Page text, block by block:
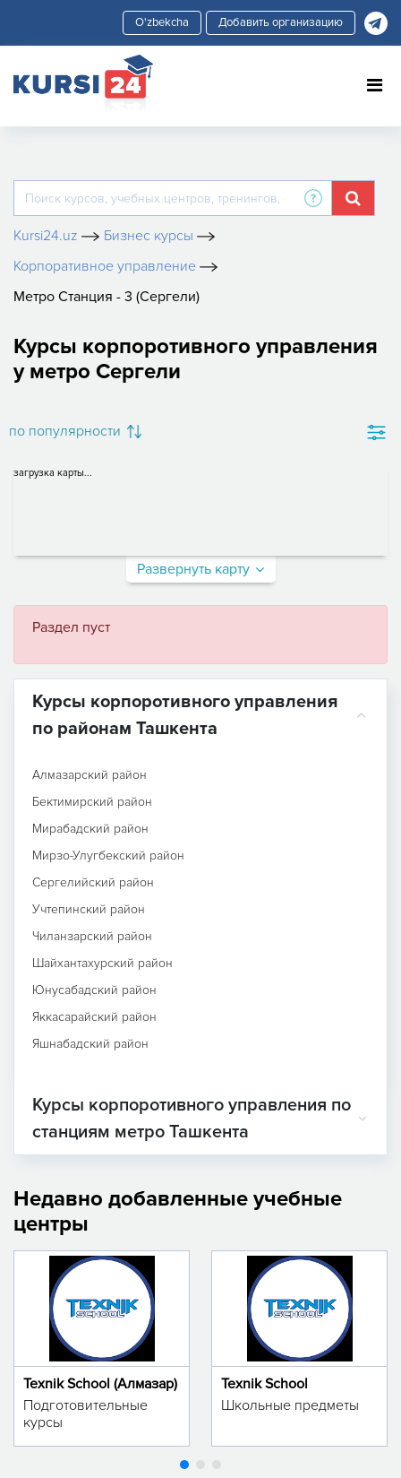
Добавить организацию
Kursi24.uz
Бизнес курсы
Корпоративное управление
Метро Станция - 3 (Сергели)
Курсы корпоротивного управления
у метро Сергели
по популярности
загрузка карты...
Развернуть карту
Раздел пуст
Курсы корпоротивного управления
по районам Ташкента
Алмазарский район
Бектимирский район
Мирабадский район
Мирзо-Улугбекский район
Сергелийский район
Учтепинский район
Чиланзарский район
Шайхантахурский район
Юнусабадский район
Яккасарайский район
Яшнабадский район
Курсы корпоротивного управления по
станциям метро Ташкента
Недавно добавленные учебные
центры
Texnik School (Алмазар)
Подготовительные
курсы
Texnik School
Школьные предметы